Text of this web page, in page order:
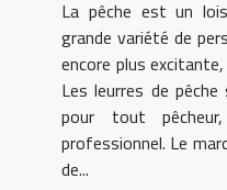
La pêche est un
grande variété de
encore plus
Les leurres de
pour tout
professionnel. Le
de...